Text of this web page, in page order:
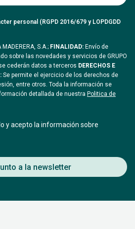
personal (RGPD 2016/679 y LOPDGDD
MADERERA, S.A.; FINALIDAD: Envío de
sobre las novedades y servicios de GRUPO
cederán datos a terceros DERECHOS E
Se permite el ejercicio de los derechos de
entre otros. Toda la información se
detallada de nuestra Politica de
y acepto la información sobre
a la newsletter